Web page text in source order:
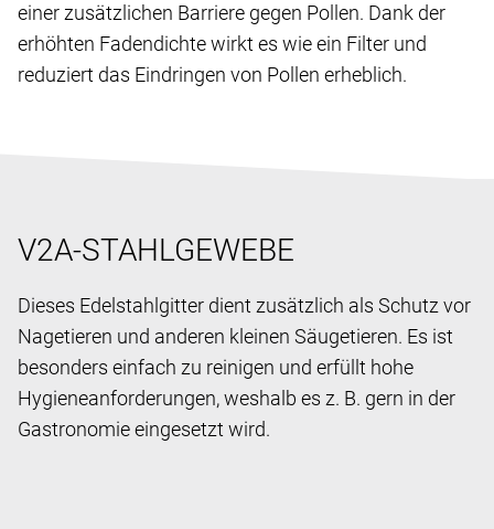
einer zusätzlichen Barriere gegen Pollen. Dank der
erhöhten Fadendichte wirkt es wie ein Filter und
reduziert das Eindringen von Pollen erheblich.
V2A-STAHLGEWEBE
Dieses Edelstahlgitter dient zusätzlich als Schutz vor
Nagetieren und anderen kleinen Säugetieren. Es ist
besonders einfach zu reinigen und erfüllt hohe
Hygieneanforderungen, weshalb es z. B. gern in der
Gastronomie eingesetzt wird.